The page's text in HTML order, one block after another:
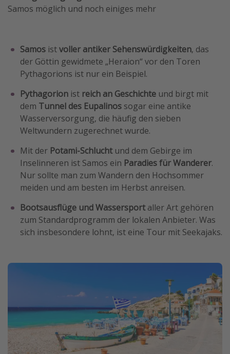
Samos möglich und noch einiges mehr
Samos istvoller antiker Sehenswürdigkeiten, das
der Göttin gewidmete „Heraion“ vor den Toren
Pythagorions ist nur ein Beispiel.
Pythagorion ist reich an Geschichte und birgt mit
dem Tunnel des Eupalinos sogar eine antike
Wasserversorgung, die häufig den sieben
Weltwundern zugerechnet wurde.
Mit der Potami-Schluchtund dem Gebirge im
Inselinneren ist Samos ein Paradies für Wanderer.
Nur sollte man zum Wandern den Hochsommer
meiden und am besten im Herbst anreisen.
Bootsausflüge und Wassersportaller Art gehören
zum Standardprogramm der lokalen Anbieter. Was
sich insbesondere lohnt, ist eine Tour mit Seekajaks.